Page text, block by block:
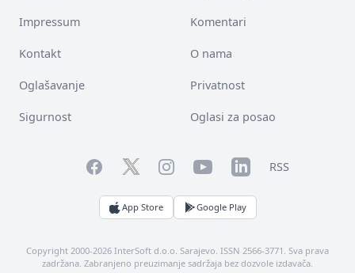
Impressum Komentari
Kontakt O nama
Oglašavanje Privatnost
Sigurnost Oglasi za posao
FacebookTwitterInstagramYouTubeLinkedInRSS
App Store Google Play
Copyright 2000-2026 InterSoft d.o.o. Sarajevo. ISSN 2566-3771. Sva prava
zadržana. Zabranjeno preuzimanje sadržaja bez dozvole izdavača.